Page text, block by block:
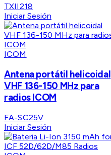
TXII218
Iniciar Sesión
ICOM
Antena portátil helicoidal
VHF 136-150 MHz para
radios ICOM
FA-SC25V
Iniciar Sesión